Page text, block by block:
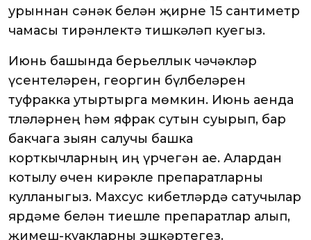
урыннан сәнәк белән җирне 15 сантиметр
чамасы тирәнлектә тишкәләп куегыз.
Июнь башында берьеллык чәчәкләр
үсентеләрен, георгин бүлбеләрен
туфракка утыртырга мөмкин. Июнь аенда
тләләрнең һәм яфрак сутын суырып, бар
бакчага зыян салучы башка
корткычларның иң үрчегән ае. Алардан
котылу өчен кирәкле препаратларны
кулланыгыз. Махсус кибетләрдә сатучылар
ярдәме белән тиешле препаратлар алып,
җимеш-куакларны эшкәртегез.